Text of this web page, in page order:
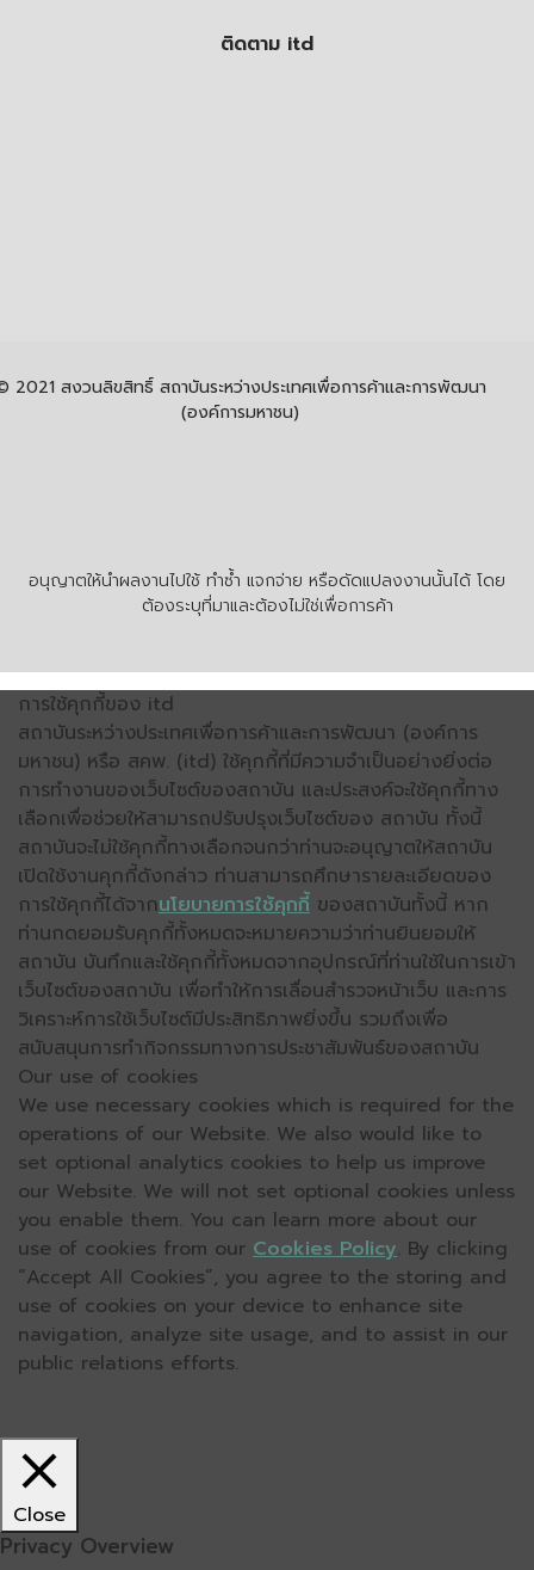
ติดตาม itd
อนุญาตให้นำผลงานไปใช้ ทำซ้ำ แจกจ่าย หรือดัดแปลงงานนั้นได้ โดย
ต้องระบุที่มาและต้องไม่ใช่เพื่อการค้า
2021 สงวนลิขสิทธิ์ สถาบันระหว่างประเทศเพื่อการค้าและการพัฒนา
(องค์การมหาชน)
การใช้คุกกี้ของ itd
สถาบันระหว่างประเทศเพื่อการค้าและการพัฒนา (องค์การ
มหาชน) หรือ สคพ. (itd) ใช้คุกกี้ที่มีความจำเป็นอย่างยิ่งต่อ
การทำงานของเว็บไซต์ของสถาบัน และประสงค์จะใช้คุกกี้ทาง
เลือกเพื่อช่วยให้สามารถปรับปรุงเว็บไซต์ของ สถาบัน ทั้งนี้
สถาบันจะไม่ใช้คุกกี้ทางเลือกจนกว่าท่านจะอนุญาตให้สถาบัน
เปิดใช้งานคุกกี้ดังกล่าว ท่านสามารถศึกษารายละเอียดของ
การใช้คุกกี้ได้จากนโยบายการใช้คุกกี้ ของสถาบันทั้งนี้ หาก
ท่านกดยอมรับคุกกี้ทั้งหมดจะหมายความว่าท่านยินยอมให้
สถาบัน บันทึกและใช้คุกกี้ทั้งหมดจากอุปกรณ์ที่ท่านใช้ในการเข้า
เว็บไซต์ของสถาบัน เพื่อทำให้การเลื่อนสำรวจหน้าเว็บ และการ
วิเคราะห์การใช้เว็บไซต์มีประสิทธิภาพยิ่งขึ้น รวมถึงเพื่อ
สนับสนุนการทำกิจกรรมทางการประชาสัมพันธ์ของสถาบัน
Our use of cookies
We use necessary cookies which is required for the
operations of our Website. We also would like to
set optional analytics cookies to help us improve
our Website. We will not set optional cookies unless
you enable them. You can learn more about our
use of cookies from our Cookies Policy. By clicking
“Accept All Cookies”, you agree to the storing and
use of cookies on your device to enhance site
navigation, analyze site usage, and to assist in our
public relations efforts.
Close
Privacy Overview